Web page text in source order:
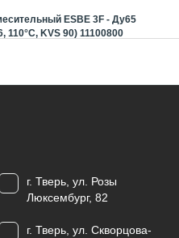
ESBE 3F - Ду65
KVS 90) 11100800
г. Тверь, ул. Розы
Люксембург, 82
г. Тверь, ул. Скворцова-